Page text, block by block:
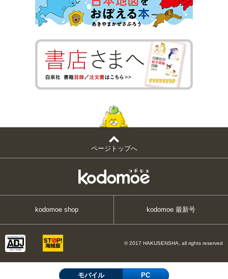
ページトップへ
kodomoe shop kodomoe 最新号
© 2017 HAKUSENSHA, all rights reserved
モバイル PC